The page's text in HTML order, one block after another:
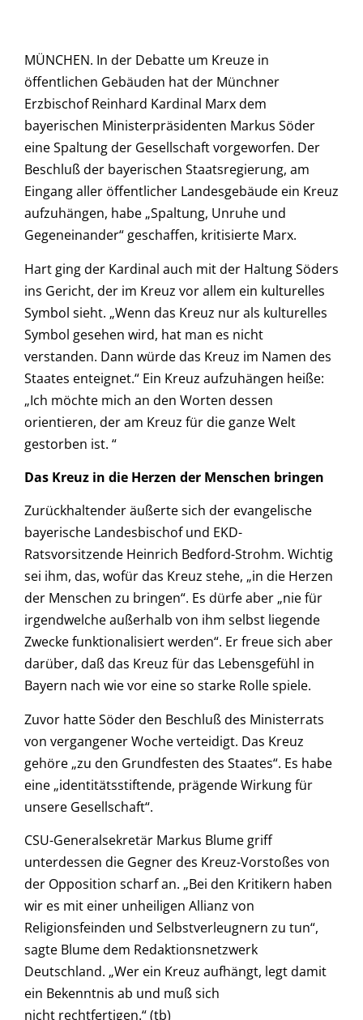
MÜNCHEN. In der Debatte um Kreuze in
öffentlichen Gebäuden hat der Münchner
Erzbischof Reinhard Kardinal Marx dem
bayerischen Ministerpräsidenten Markus Söder
eine Spaltung der Gesellschaft vorgeworfen. Der
Beschluß der bayerischen Staatsregierung, am
Eingang aller öffentlicher Landesgebäude ein Kreuz
aufzuhängen, habe „Spaltung, Unruhe und
Gegeneinander“ geschaffen, kritisierte Marx.
Hart ging der Kardinal auch mit der Haltung Söders
ins Gericht, der im Kreuz vor allem ein kulturelles
Symbol sieht. „Wenn das Kreuz nur als kulturelles
Symbol gesehen wird, hat man es nicht
verstanden. Dann würde das Kreuz im Namen des
Staates enteignet.“ Ein Kreuz aufzuhängen heiße:
„Ich möchte mich an den Worten dessen
orientieren, der am Kreuz für die ganze Welt
gestorben ist. “
Das Kreuz in die Herzen der Menschen bringen
Zurückhaltender äußerte sich der evangelische
bayerische Landesbischof und EKD-
Ratsvorsitzende Heinrich Bedford-Strohm. Wichtig
sei ihm, das, wofür das Kreuz stehe, „in die Herzen
der Menschen zu bringen“. Es dürfe aber „nie für
irgendwelche außerhalb von ihm selbst liegende
Zwecke funktionalisiert werden“. Er freue sich aber
darüber, daß das Kreuz für das Lebensgefühl in
Bayern nach wie vor eine so starke Rolle spiele.
Zuvor hatte Söder den Beschluß des Ministerrats
von vergangener Woche verteidigt. Das Kreuz
gehöre „zu den Grundfesten des Staates“. Es habe
eine „identitätsstiftende, prägende Wirkung für
unsere Gesellschaft“.
CSU-Generalsekretär Markus Blume griff
unterdessen die Gegner des Kreuz-Vorstoßes von
der Opposition scharf an. „Bei den Kritikern haben
wir es mit einer unheiligen Allianz von
Religionsfeinden und Selbstverleugnern zu tun“,
sagte Blume dem Redaktionsnetzwerk
Deutschland. „Wer ein Kreuz aufhängt, legt damit
ein Bekenntnis ab und muß sich
nicht rechtfertigen.“ (tb)